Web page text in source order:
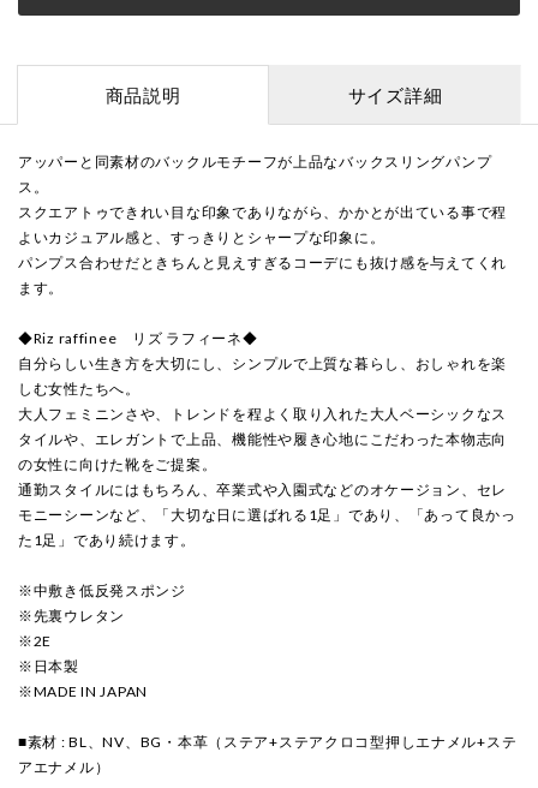
商品説明 サイズ詳細
アッパーと同素材のバックルモチーフが上品なバックスリングパンプ
ス。
スクエアトゥできれい目な印象でありながら、かかとが出ている事で程
よいカジュアル感と、すっきりとシャープな印象に。
パンプス合わせだときちんと見えすぎるコーデにも抜け感を与えてくれ
ます。
◆Riz raffinee リズ ラフィーネ◆
自分らしい生き方を大切にし、シンプルで上質な暮らし、おしゃれを楽
しむ女性たちへ。
大人フェミニンさや、トレンドを程よく取り入れた大人ベーシックなス
タイルや、エレガントで上品、機能性や履き心地にこだわった本物志向
の女性に向けた靴をご提案。
通勤スタイルにはもちろん、卒業式や入園式などのオケージョン、セレ
モニーシーンなど、「大切な日に選ばれる1足」であり、「あって良かっ
た1足」であり続けます。
※中敷き低反発スポンジ
※先裏ウレタン
※2E
※日本製
※MADE IN JAPAN
■素材 : BL、NV、BG・本革（ステア+ステアクロコ型押しエナメル+ステ
アエナメル）